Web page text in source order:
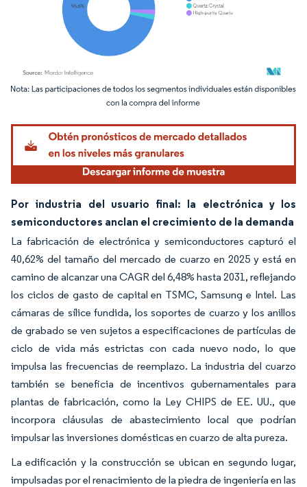
Imagen © Mordor Intelligence. El uso requiere atribución según CC BY 4.0.
Por industria del usuario final: la electrónica y los
semiconductores anclan el crecimiento de la demanda
La fabricación de electrónica y semiconductores capturó el
40,62% del tamaño del mercado de cuarzo en 2025 y está en
camino de alcanzar una CAGR del 6,48% hasta 2031, reflejando
los ciclos de gasto de capital en TSMC, Samsung e Intel. Las
cámaras de sílice fundida, los soportes de cuarzo y los anillos
de grabado se ven sujetos a especificaciones de partículas de
ciclo de vida más estrictas con cada nuevo nodo, lo que
impulsa las frecuencias de reemplazo. La industria del cuarzo
también se beneficia de incentivos gubernamentales para
plantas de fabricación, como la Ley CHIPS de EE. UU., que
incorpora cláusulas de abastecimiento local que podrían
impulsar las inversiones domésticas en cuarzo de alta pureza.
La edificación y la construcción se ubican en segundo lugar,
impulsadas por el renacimiento de la piedra de ingeniería en las